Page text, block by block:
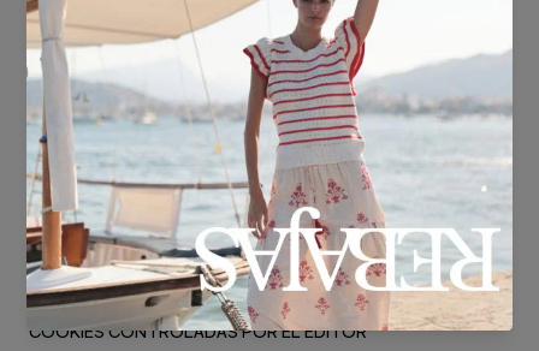
CARLOS OSCA S.L..Carrer de Zamora, 91-95 3-4 - 08018 Barcelona
(Barcelona). E-mail: eosca@lunallena.es
COOKIES UTILIZADAS EN ESTE SITIO WEB
COOKIES CONTROLADAS POR EL EDITOR